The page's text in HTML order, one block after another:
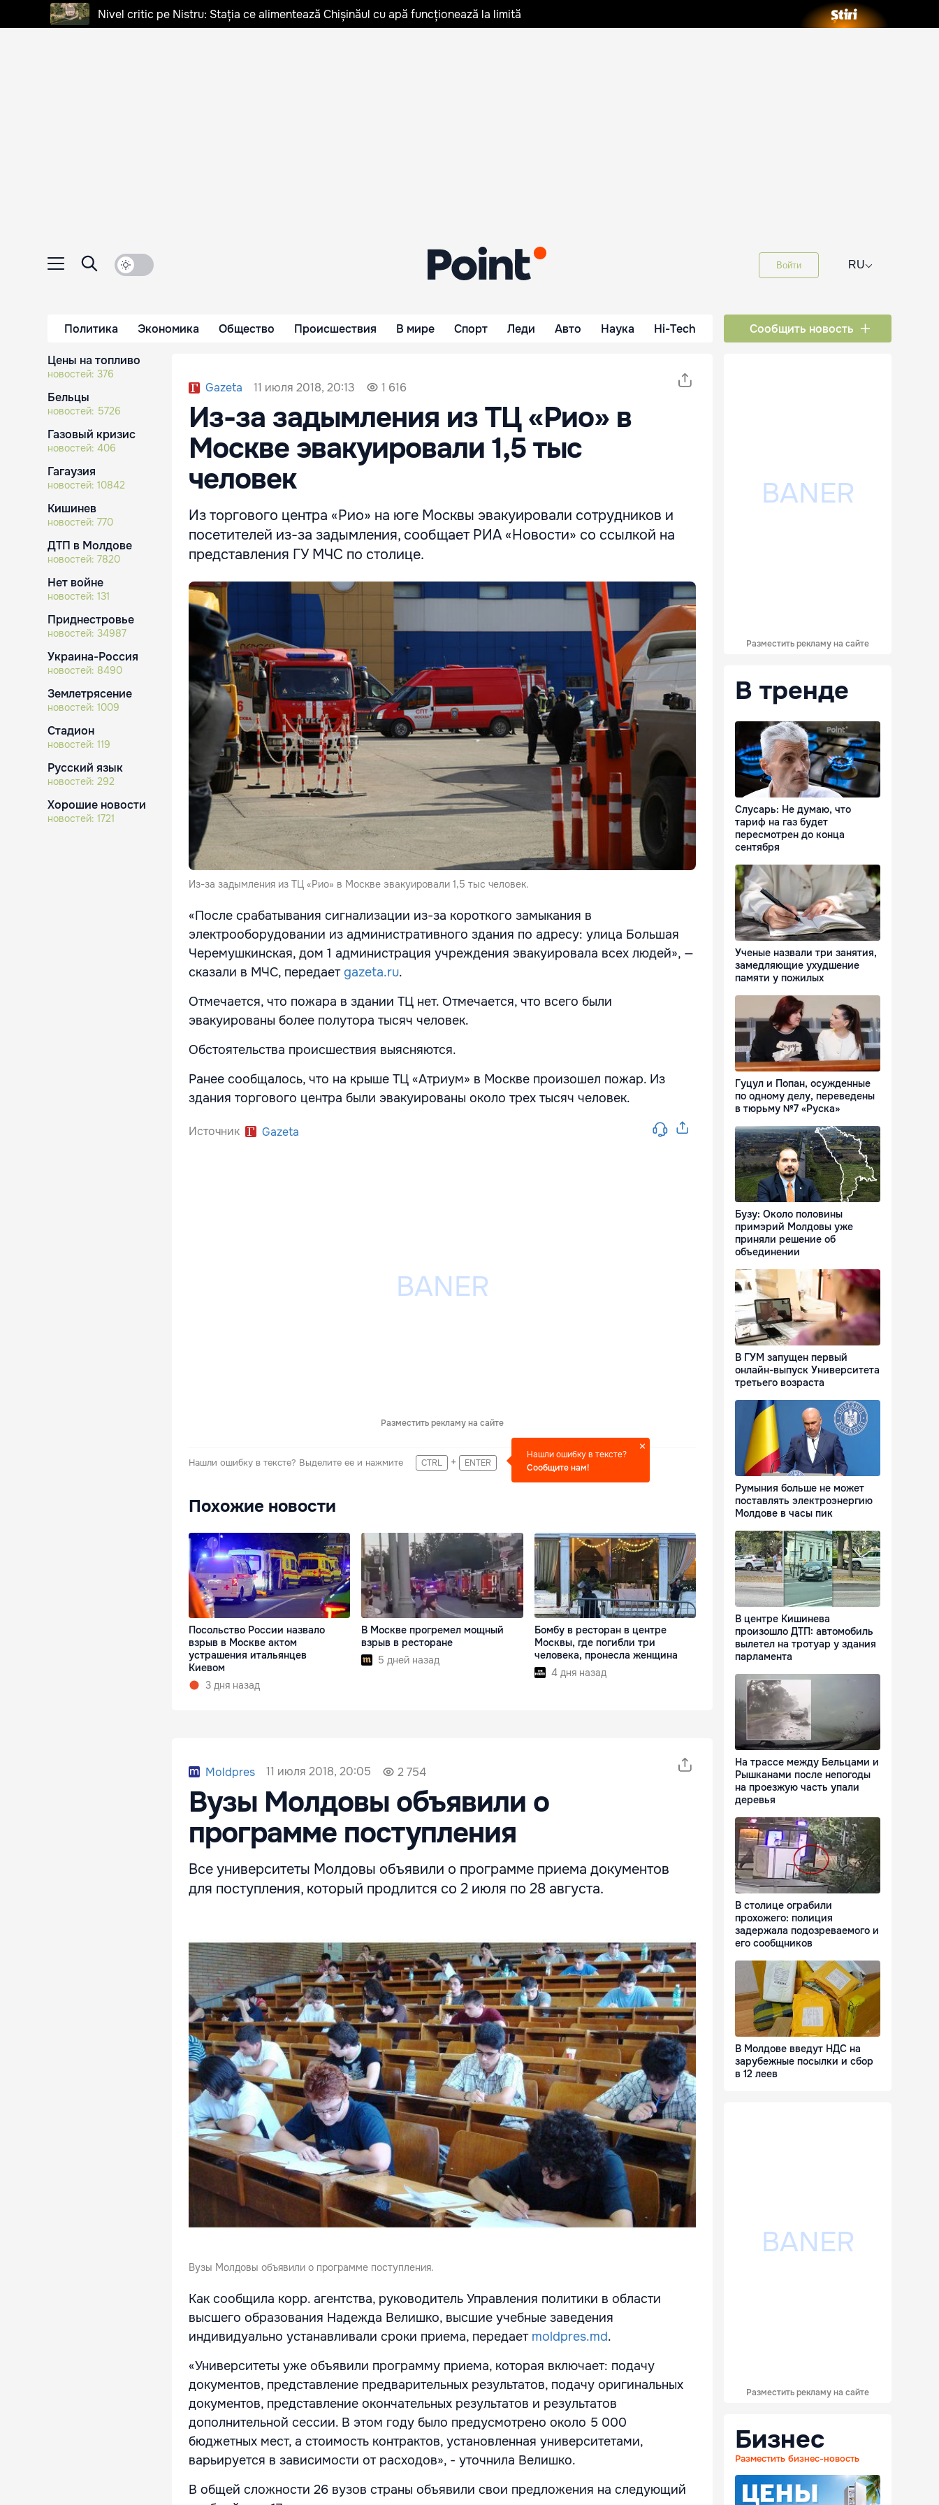
Nivel critic pe Nistru: Stația ce alimentează Chișinăul cu apă funcționează la limită
Войти RU⌵
Политика Экономика Общество Происшествия В мире Спорт Леди Авто Наука Hi-Tech Сообщить новость
Цены на топливо
новостей: 376
Бельцы
новостей: 5726
Газовый кризис
новостей: 406
Гагаузия
новостей: 10842
Кишинев
новостей: 770
ДТП в Молдове
новостей: 7820
Нет войне
новостей: 131
Приднестровье
новостей: 34987
Украина-Россия
новостей: 8490
Землетрясение
новостей: 1009
Стадион
новостей: 119
Русский язык
новостей: 292
Хорошие новости
новостей: 1721
Gazeta 11 июля 2018, 20:13 1 616
Из-за задымления из ТЦ «Рио» в
Москве эвакуировали 1,5 тыс
человек
Из торгового центра «Рио» на юге Москвы эвакуировали сотрудников и
посетителей из-за задымления, сообщает РИА «Новости» со ссылкой на
представления ГУ МЧС по столице.
Из-за задымления из ТЦ «Рио» в Москве эвакуировали 1,5 тыс человек.
«После срабатывания сигнализации из-за короткого замыкания в
электрооборудовании из административного здания по адресу: улица Большая
Черемушкинская, дом 1 администрация учреждения эвакуировала всех людей», —
сказали в МЧС, передает gazeta.ru.
Отмечается, что пожара в здании ТЦ нет. Отмечается, что всего были
эвакуированы более полутора тысяч человек.
Обстоятельства происшествия выясняются.
Ранее сообщалось, что на крыше ТЦ «Атриум» в Москве произошел пожар. Из
здания торгового центра были эвакуированы около трех тысяч человек.
Источник Gazeta
Разместить рекламу на сайте
Нашли ошибку в тексте? Выделите ее и нажмите CTRL + ENTER
Нашли ошибку в тексте?
Сообщите нам!
Похожие новости
Посольство России назвало
взрыв в Москве актом
устрашения итальянцев
Киевом
3 дня назад
В Москве прогремел мощный
взрыв в ресторане
5 дней назад
Бомбу в ресторан в центре
Москвы, где погибли три
человека, пронесла женщина
4 дня назад
Moldpres 11 июля 2018, 20:05 2 754
Вузы Молдовы объявили о
программе поступления
Все университеты Молдовы объявили о программе приема документов
для поступления, который продлится со 2 июля по 28 августа.
Вузы Молдовы объявили о программе поступления.
Как сообщила корр. агентства, руководитель Управления политики в области
высшего образования Надежда Велишко, высшие учебные заведения
индивидуально устанавливали сроки приема, передает moldpres.md.
«Университеты уже объявили программу приема, которая включает: подачу
документов, представление предварительных результатов, подачу оригинальных
документов, представление окончательных результатов и результатов
дополнительной сессии. В этом году было предусмотрено около 5 000
бюджетных мест, а стоимость контрактов, установленная университетами,
варьируется в зависимости от расходов», - уточнила Велишко.
В общей сложности 26 вузов страны объявили свои предложения на следующий
Разместить рекламу на сайте
В тренде
Слусарь: Не думаю, что
тариф на газ будет
пересмотрен до конца
сентября
Ученые назвали три занятия,
замедляющие ухудшение
памяти у пожилых
Гуцул и Попан, осужденные
по одному делу, переведены
в тюрьму №7 «Руска»
Бузу: Около половины
примэрий Молдовы уже
приняли решение об
объединении
В ГУМ запущен первый
онлайн-выпуск Университета
третьего возраста
Румыния больше не может
поставлять электроэнергию
Молдове в часы пик
В центре Кишинева
произошло ДТП: автомобиль
вылетел на тротуар у здания
парламента
На трассе между Бельцами и
Рышканами после непогоды
на проезжую часть упали
деревья
В столице ограбили
прохожего: полиция
задержала подозреваемого и
его сообщников
В Молдове введут НДС на
зарубежные посылки и сбор
в 12 леев
Разместить рекламу на сайте
Бизнес
Разместить бизнес-новость